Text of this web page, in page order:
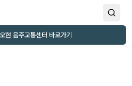
현 음주교통센터 바로가기